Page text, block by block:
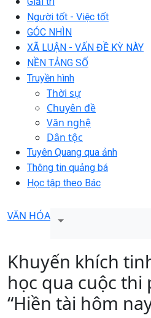
Người tốt - Việc tốt
GÓC NHÌN
XÃ LUẬN - VẤN ĐỀ KỲ NÀY
NỀN TẢNG SỐ
Truyền hình
Thời sự
Chuyên đề
Văn nghệ
Dân tộc
Tuyên Quang qua ảnh
Thông tin quảng bá
Học tập theo Bác
VĂN HÓA
Khuyến khích
học qua cuộc thi
“Hiền tài hôm